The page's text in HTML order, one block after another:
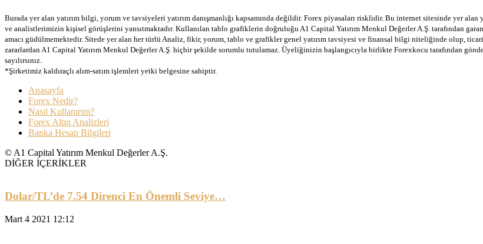
Burada yer alan yatırım bilgi, yorum ve tavsiyeleri yatırım danışmanlığı kapsamında değildir. Forex piyasaları risklidir. Bu internet sitesinde yer
ve analistlerimizin kişisel görüşlerini yansıtmaktadır. Kullanılan tablo grafiklerin doğruluğu A1 Capital Yatırım Menkul Değerler A.Ş. tarafından
amacı güdülmemektedir. Sitede yer alan her türlü Analiz, fikir, yorum, tablo ve grafikler genel yatırım tavsiyesi ve finansal bilgi niteliğinde olup,
zararlardan A1 Capital Yatırım Menkul Değerler A.Ş. hiçbir şekilde sorumlu tutulamaz. Üyeliğinizin başlangıcıyla birlikte Forexkocu tarafından
sayılırsınız.
*Şirketimiz kaldıraçlı alım-satım işlemleri yetki belgesine sahiptir.
Anasayfa
Forex Nedir?
Nasıl Kullanırım?
Forex Altın Analizleri
Banka Hesap Bilgileri
© A1 Capital Yatırım Menkul Değerler A.Ş.
DİĞER İÇERİKLER
Dolar/TL’de 7.54 Direnci En Önemli Seviye…
Mart 4 2021 12:12